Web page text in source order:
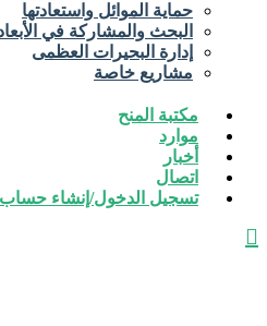
حماية الموائل واستعادتها
البحث والمشاركة في الأبعاد
إدارة البحيرات العظمى
مشاريع خاصة
مكتبة المنح
موارد
أخبار
اتصال
تسجيل الدخول/إنشاء حساب